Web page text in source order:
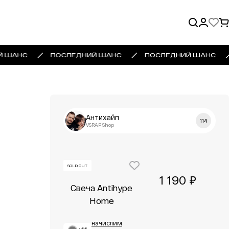
ШАНС ПОСЛЕДНИЙ ШАНС ПОСЛЕДНИЙ ШАНС
Антихайп
VSRAP Shop
114
SOLD OUT
Свеча Antihype
Home
начислим
1 190 ₽